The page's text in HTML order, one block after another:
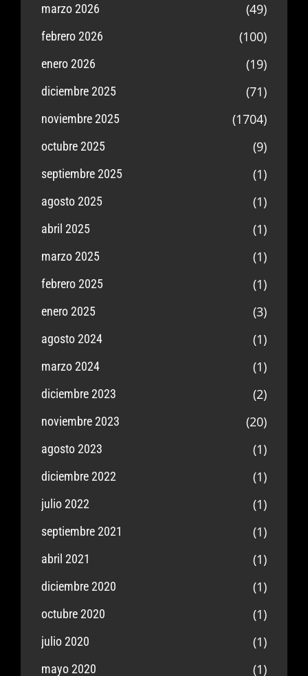
marzo 2026 (49)
febrero 2026 (100)
enero 2026 (19)
diciembre 2025 (71)
noviembre 2025 (1704)
octubre 2025 (9)
septiembre 2025 (1)
agosto 2025 (1)
abril 2025 (1)
marzo 2025 (1)
febrero 2025 (1)
enero 2025 (3)
agosto 2024 (1)
marzo 2024 (1)
diciembre 2023 (2)
noviembre 2023 (20)
agosto 2023 (1)
diciembre 2022 (1)
julio 2022 (1)
septiembre 2021 (1)
abril 2021 (1)
diciembre 2020 (1)
octubre 2020 (1)
julio 2020 (1)
mayo 2020 (1)